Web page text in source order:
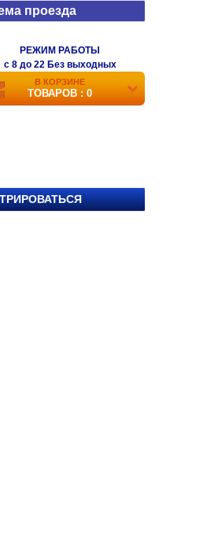
проезда
РЕЖИМ РАБОТЫ
c 8 до 22 Без выходных
В КОРЗИНЕ
ТОВАРОВ : 0